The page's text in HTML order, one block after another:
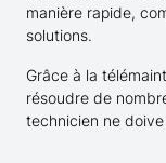
manière rapide,
solutions.
Grâce à la
résoudre de
technicien ne